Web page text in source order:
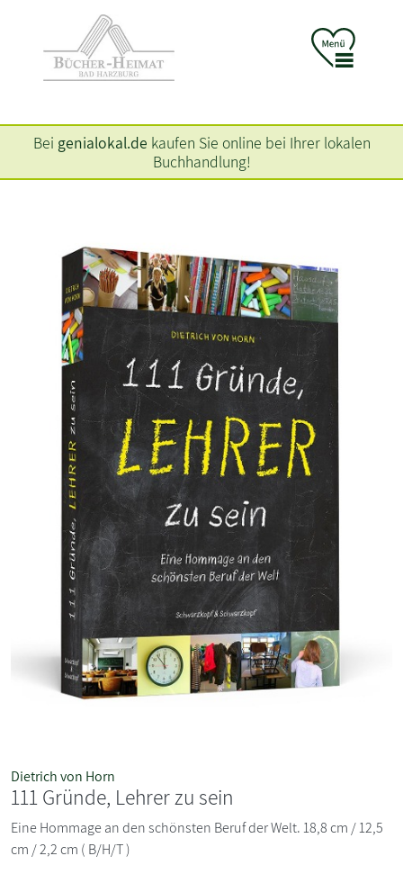
Bei genialokal.de kaufen Sie online bei Ihrer lokalen
Buchhandlung!
Dietrich von Horn
111 Gründe, Lehrer zu sein
Eine Hommage an den schönsten Beruf der Welt. 18,8 cm / 12,5
cm / 2,2 cm ( B/H/T )